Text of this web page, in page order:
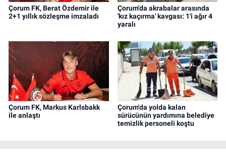
Çorum FK, Berat Özdemir ile
2+1 yıllık sözleşme imzaladı
Çorum'da akrabalar arasında
'kız kaçırma' kavgası: 1'i ağır 4
yaralı
Çorum FK, Markus Karlsbakk
ile anlaştı
Çorum'da yolda kalan
sürücünün yardımına belediye
temizlik personeli koştu